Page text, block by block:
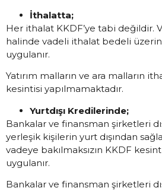
İthalatta;
Her ithalat KKDF’ye tabi değildir.
halinde vadeli ithalat bedeli
uygulanır.
Yatırım malların ve ara malların
kesintisi yapılmamaktadır.
Yurtdışı Kredilerinde;
Bankalar ve finansman şirketleri
yerleşik kişilerin yurt dışından
vadeye bakılmaksızın KKDF
uygulanır.
Bankalar ve finansman şirketleri